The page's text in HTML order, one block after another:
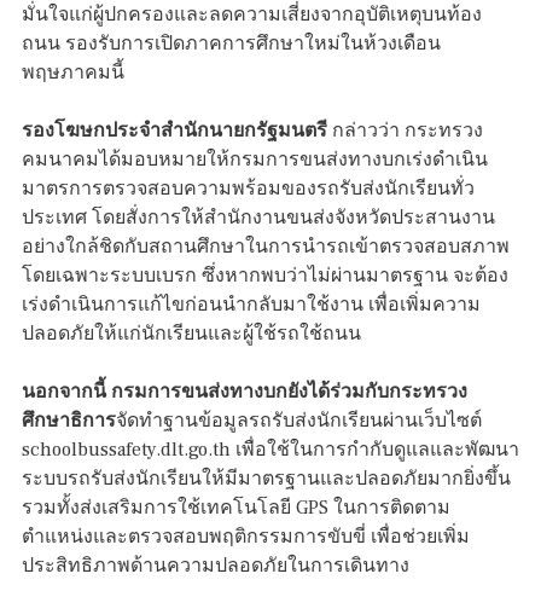
มั่นใจแก่ผู้ปกครองและลดความเสี่ยงจากอุบัติเหตุบนท้อง
ถนน รองรับการเปิดภาคการศึกษาใหม่ในห้วงเดือน
พฤษภาคมนี้
รองโฆษกประจำสำนักนายกรัฐมนตรี กล่าวว่า กระทรวง
คมนาคมได้มอบหมายให้กรมการขนส่งทางบกเร่งดำเนิน
มาตรการตรวจสอบความพร้อมของรถรับส่งนักเรียนทั่ว
ประเทศ โดยสั่งการให้สำนักงานขนส่งจังหวัดประสานงาน
อย่างใกล้ชิดกับสถานศึกษาในการนำรถเข้าตรวจสอบสภาพ
โดยเฉพาะระบบเบรก ซึ่งหากพบว่าไม่ผ่านมาตรฐาน จะต้อง
เร่งดำเนินการแก้ไขก่อนนำกลับมาใช้งาน เพื่อเพิ่มความ
ปลอดภัยให้แก่นักเรียนและผู้ใช้รถใช้ถนน
นอกจากนี้ กรมการขนส่งทางบกยังได้ร่วมกับกระทรวง
ศึกษาธิการจัดทำฐานข้อมูลรถรับส่งนักเรียนผ่านเว็บไซต์
schoolbussafety.dlt.go.th เพื่อใช้ในการกำกับดูแลและพัฒนา
ระบบรถรับส่งนักเรียนให้มีมาตรฐานและปลอดภัยมากยิ่งขึ้น
รวมทั้งส่งเสริมการใช้เทคโนโลยี GPS ในการติดตาม
ตำแหน่งและตรวจสอบพฤติกรรมการขับขี่ เพื่อช่วยเพิ่ม
ประสิทธิภาพด้านความปลอดภัยในการเดินทาง